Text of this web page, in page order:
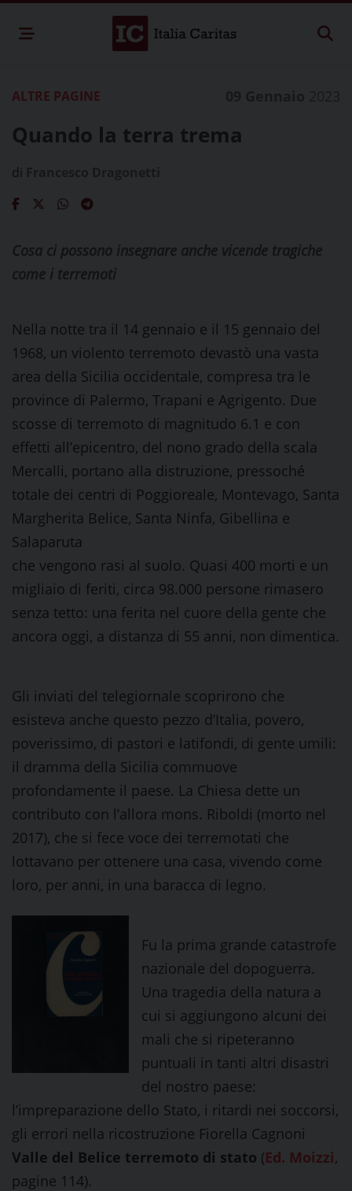
ALTRE PAGINE
Quando la terra trema
di
Cosa ci possono insegnare anche vicende tragiche
come i terremoti
Nella notte tra il 14 gennaio e il 15 gennaio del
1968, un violento terremoto devastò una vasta
area della Sicilia occidentale, compresa tra le
province di Palermo, Trapani e Agrigento. Due
scosse di terremoto di magnitudo 6.1 e con
effetti all’epicentro, del nono grado della scala
Mercalli, portano alla distruzione, pressoché
totale dei centri di Poggioreale, Montevago, Santa
Margherita Belice, Santa Ninfa, Gibellina e
Salaparuta
che vengono rasi al suolo. Quasi 400 morti e un
migliaio di feriti, circa 98.000 persone rimasero
senza tetto: una ferita nel cuore della gente che
ancora oggi, a distanza di 55 anni, non dimentica.
Gli inviati del telegiornale scoprirono che
esisteva anche questo pezzo d’Italia, povero,
poverissimo, di pastori e latifondi, di gente umili:
il dramma della Sicilia commuove
profondamente il paese. La Chiesa dette un
contributo con l’allora mons. Riboldi (morto nel
2017), che si fece voce dei terremotati che
lottavano per ottenere una casa, vivendo come
loro, per anni, in una baracca di legno.
Fu la prima grande catastrofe
nazionale del dopoguerra.
Una tragedia della natura a
cui si aggiungono alcuni dei
mali che si ripeteranno
puntuali in tanti altri disastri
del nostro paese:
l’impreparazione dello Stato, i ritardi nei soccorsi,
gli errori nella ricostruzione Fiorella Cagnoni
Valle del Belice terremoto di stato (Ed. Moizzi,
pagine 114).